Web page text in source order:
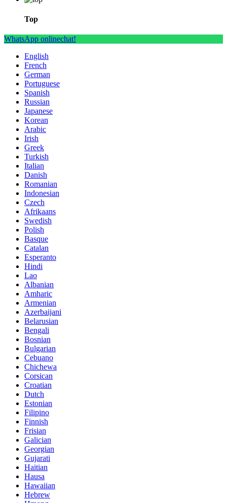
Top
WhatsApp onlinechat!
English
French
German
Portuguese
Spanish
Russian
Japanese
Korean
Arabic
Irish
Greek
Turkish
Italian
Danish
Romanian
Indonesian
Czech
Afrikaans
Swedish
Polish
Basque
Catalan
Esperanto
Hindi
Lao
Albanian
Amharic
Armenian
Azerbaijani
Belarusian
Bengali
Bosnian
Bulgarian
Cebuano
Chichewa
Corsican
Croatian
Dutch
Estonian
Filipino
Finnish
Frisian
Galician
Georgian
Gujarati
Haitian
Hausa
Hawaiian
Hebrew